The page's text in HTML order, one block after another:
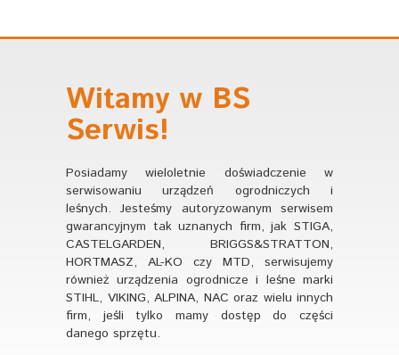
Witamy w BS
Serwis!
Posiadamy wieloletnie doświadczenie w
serwisowaniu urządzeń ogrodniczych i
leśnych. Jesteśmy autoryzowanym serwisem
gwarancyjnym tak uznanych firm, jak STIGA,
CASTELGARDEN, BRIGGS&STRATTON,
HORTMASZ, AL-KO czy MTD, serwisujemy
również urządzenia ogrodnicze i leśne marki
STIHL, VIKING, ALPINA, NAC oraz wielu innych
firm, jeśli tylko mamy dostęp do części
danego sprzętu.